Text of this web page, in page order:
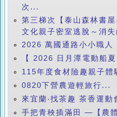
次...
第三梯次【泰山森林書
文化親子密室逃脫～消
2026 萬國通路小小職人
【 2026 日月潭電動船
115年度食材險趣親子
0820下營農遊輕旅行...
來宜蘭‧找茶趣 茶香運動
手把青秧插滿田 —【農